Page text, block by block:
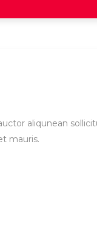
aliqunean
mauris.